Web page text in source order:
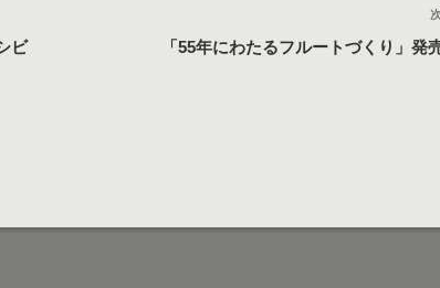
ビ
「55年にわたるフルートづくり」発